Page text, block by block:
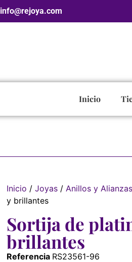
info@rejoya.com
Inicio
Inicio / Joyas / Anillos y Alianzas
y brillantes
Sortija de
brillantes
Referencia RS23561-96